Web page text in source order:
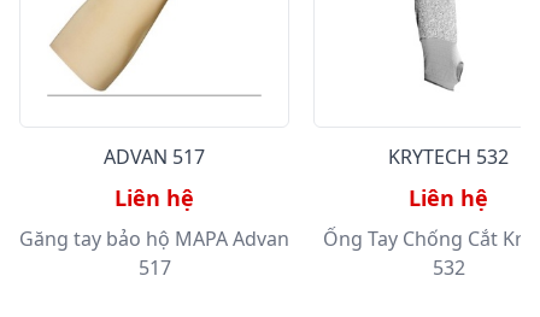
ADVAN 517
Liên hệ
Găng tay bảo hộ MAPA Advan
517
KRYTECH 532
Liên hệ
Ống Tay Chống Cắt
532